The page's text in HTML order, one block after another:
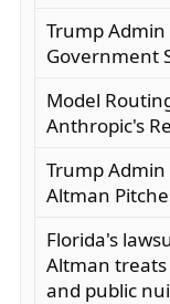
Trump
Government
Model
Anthropic's
Trump Admin
Altman
Florida's
Altman treats
and public